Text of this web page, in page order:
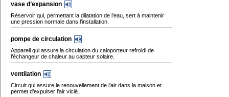
vase d’expansion
Réservoir qui, permettant la dilatation de l’eau, sert à maintenir
une pression normale dans l’installation.
pompe de circulation
Appareil qui assure la circulation du caloporteur refroidi de
l’échangeur de chaleur au capteur solaire.
ventilation
Circuit qui assure le renouvellement de l’air dans la maison et
permet d’expulser l’air vicié.